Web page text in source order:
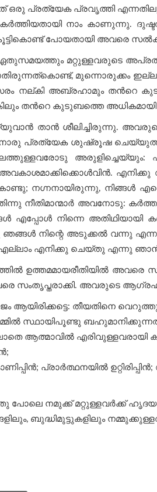
പ്രത്യേക പ്രവൃത്തി
നാം കാണുന്നു.
കൂട്ടികൊണ്ട് പോയതായി അവരെ
മറ്റുള്ളവരുടെ
മുന്നൊരുക്കം
നല്കി അബ്രഹാമും തന്‍റെ
തന്‍റെ കുടുബത്തെ അധികമായി
താന്‍ ശീലിച്ചിരുന്നു.
പ്രത്യേക ശുഷ്രൂഷ
അരുളിച്ചെയ്യും:
അവകാശമാക്കിക്കൊൾവിൻ.
നഗ്നനായിരുന്നു, നിങ്ങൾ
നീതിമാന്മാർ അവനോടു:
നിന്നെ അതിഥിയായി
ഞങ്ങൾ നിന്റെ അടുക്കൽ വന്നു
എല്ലാം എനിക്കു ചെയ്തു എന്നു
ഉത്തമമായരീതിയില്‍
സംതൃപ്തരാക്കി. അവരുടെ
ആയിരിക്കട്ടെ: തീയതിനെ
സ്ഥായിപൂണ്ടു
ആത്മാവിൽ എരിവുള്ളവരായി
പ്രാർത്ഥനയിൽ
പോലെ നമുക്ക് മറ്റുള്ളവര്‍ക്ക്
ബുദ്ധിമുട്ടുകളിലും